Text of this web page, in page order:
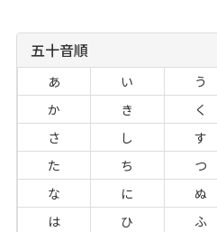
五十音順
あ い う
か
き く
さ
し す
た
ち つ
な
に ぬ
は
ひ ふ